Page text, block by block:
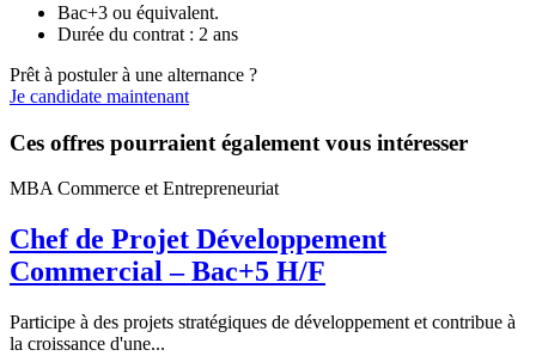
Bac+3 ou équivalent.
Durée du contrat : 2 ans
Prêt à postuler à une alternance ?
Je candidate maintenant
Ces offres pourraient également vous intéresser
MBA Commerce et Entrepreneuriat
Chef de Projet Développement
Commercial – Bac+5 H/F
Participe à des projets stratégiques de développement et contribue à
la croissance d'une...